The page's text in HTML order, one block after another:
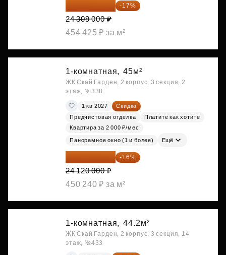
20 176 470 ₽ -17%
24 309 000 ₽
454 425 ₽ за м²
1-комнатная, 45м²
ЖК Скай Гарден, 2 корпус, 3 секция, 2
этаж, №338
1 кв 2027
Скидка
Предчистовая отделка
Платите как хотите
Квартира за 2 000 ₽/мес
Панорамное окно (1 и более) Ещё
20 260 800 ₽ -16%
24 120 000 ₽
450 240 ₽ за м²
1-комнатная, 44.2м²
ЖК Скай Гарден, 2 корпус, 3 секция, 14
этаж, №433